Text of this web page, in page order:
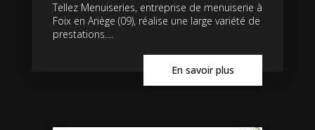
Tellez Menuiseries, entreprise de menuiserie à
Foix en Ariège (09), réalise une large variété de
prestations....
En savoir plus